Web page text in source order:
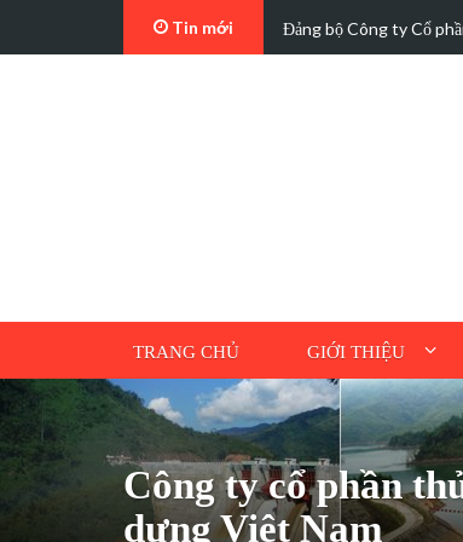
Tin mới Các trường hợp điện
TRANG CHỦ GIỚI THIỆU
Công ty cổ phần
dựng Việt Nam